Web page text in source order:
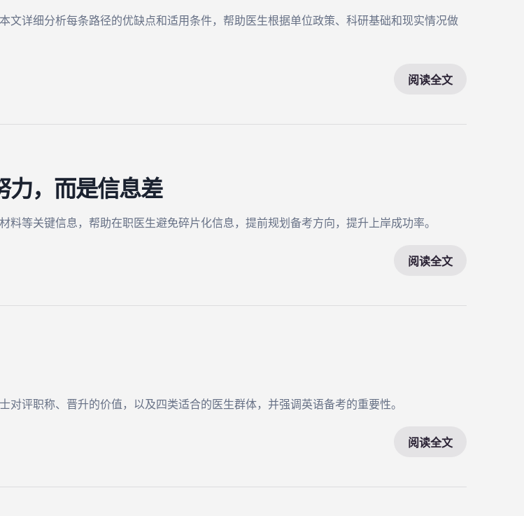
文详细分析每条路径的优缺点和适用条件，帮助医生根据单位政策、科研基础和现实情况做
阅读全文
力，而是信息差
等关键信息，帮助在职医生避免碎片化信息，提前规划备考方向，提升上岸成功率。
阅读全文
评职称、晋升的价值，以及四类适合的医生群体，并强调英语备考的重要性。
阅读全文